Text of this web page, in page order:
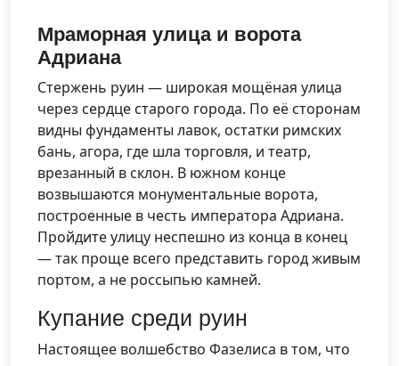
Мраморная улица и ворота
Адриана
Стержень руин — широкая мощёная улица
через сердце старого города. По её сторонам
видны фундаменты лавок, остатки римских
бань, агора, где шла торговля, и театр,
врезанный в склон. В южном конце
возвышаются монументальные ворота,
построенные в честь императора Адриана.
Пройдите улицу неспешно из конца в конец
— так проще всего представить город живым
портом, а не россыпью камней.
Купание среди руин
Настоящее волшебство Фазелиса в том, что